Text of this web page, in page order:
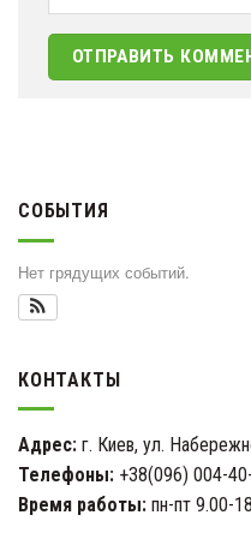
СОБЫТИЯ
Нет грядущих событий.
КОНТАКТЫ
Адрес: г. Киев, ул.
Телефоны: +38(096) 004-
Время работы: пн-пт 9.00-